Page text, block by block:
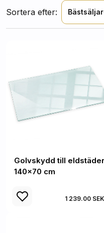
Sortera efter:
Golvskydd till eldstäder
140x70 cm
1 239.00 SEK